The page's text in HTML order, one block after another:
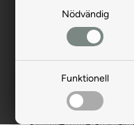
Nödvändig
Funktionell
åtkomst. Stilren design
att rengöra och montera.